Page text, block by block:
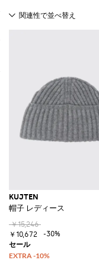
KUJTEN
帽子 レディース
￥15,246
￥10,672
-30%